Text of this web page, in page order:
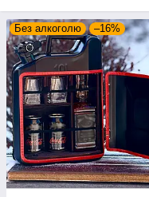
Без алкоголю –16%